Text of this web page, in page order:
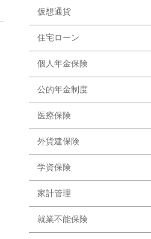
仮想通貨
住宅ローン
個人年金保険
公的年金制度
医療保険
外貨建保険
学資保険
家計管理
就業不能保険